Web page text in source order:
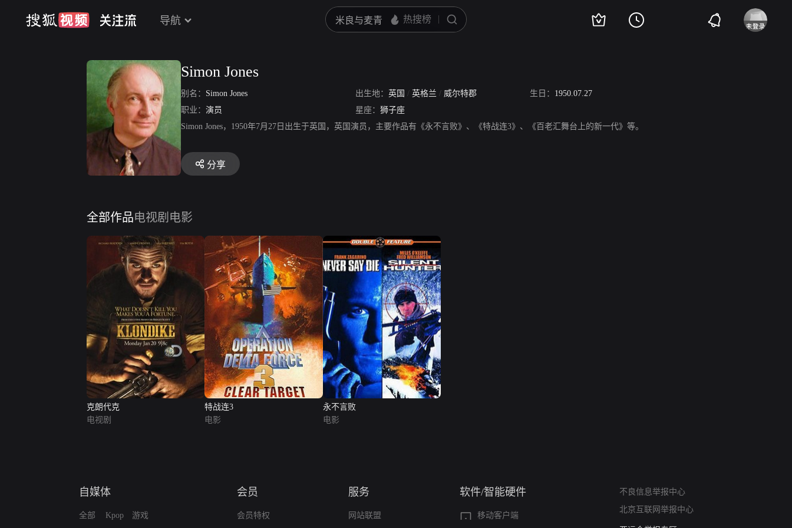
导航
Simon Jones
别名： Simon Jones 出生地： 英国 / 英格兰 / 威尔特郡 生日： 1950.07.27
职业： 演员 星座： 狮子座
Simon Jones，1950年7月27日出生于英国，英国演员，主要作品有《永不言败》、《特战连3》、《百老汇舞台上的新一代》等。
分享
全部作品电视剧 电影
克朗代克
电视剧
特战连3
电影
永不言败
电影
自媒体
全部 Kpop 游戏
会员
会员特权
服务
网站联盟
软件/智能硬件
移动客户端
不良信息举报中心
北京互联网举报中心
算法推荐专项举报